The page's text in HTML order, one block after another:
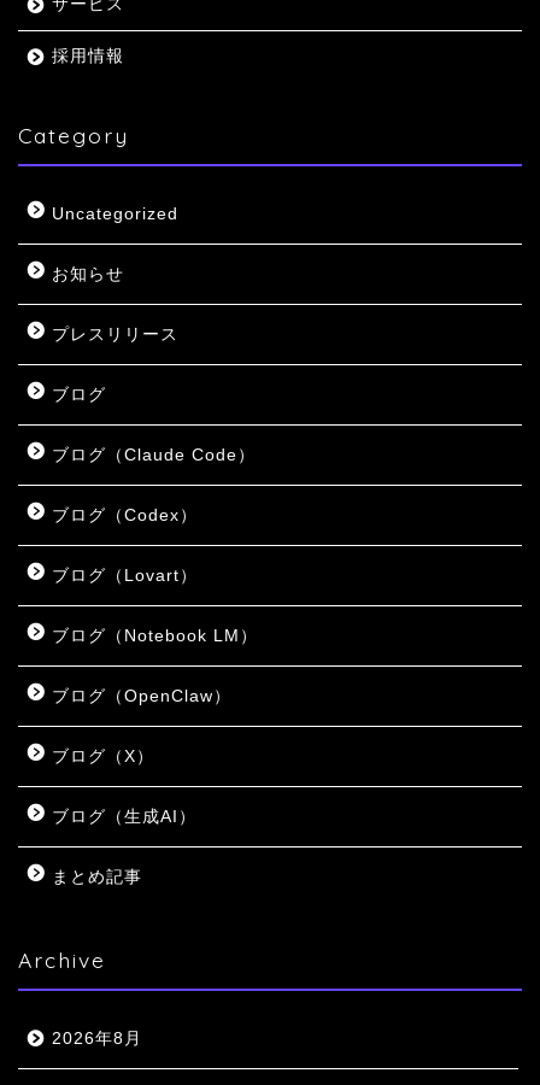
サービス
採用情報
Category
Uncategorized
お知らせ
プレスリリース
ブログ
ブログ（Claude Code）
ブログ（Codex）
ブログ（Lovart）
ブログ（Notebook LM）
ブログ（OpenClaw）
ブログ（X）
ブログ（生成AI）
まとめ記事
Archive
2026年8月